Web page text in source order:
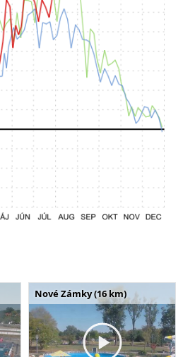
Nové Zámky (16 km)